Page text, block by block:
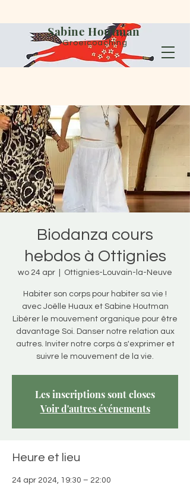
Sabine Houtman
Groeicoaching
Biodanza cours
hebdos à Ottignies
wo 24 apr Ottignies-Louvain-la-Neuve
Habiter son corps pour habiter sa vie !
avec Joëlle Huaux et Sabine Houtman
Libérer le mouvement organique pour être
davantage Soi. Danser notre relation aux
autres. Inviter notre corps à s'exprimer et
suivre le mouvement de la vie.
Les inscriptions sont closes
Voir d'autres événements
Heure et lieu
24 apr 2024, 19:30 – 22:00